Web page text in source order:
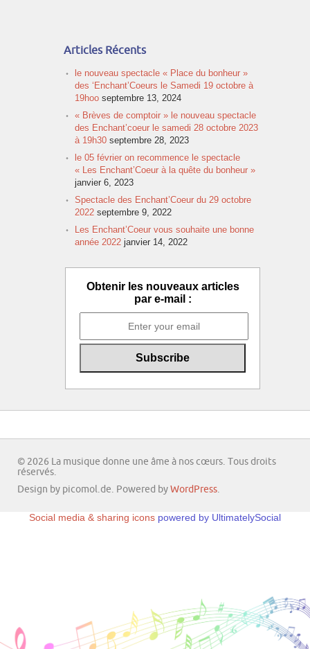
Articles Récents
le nouveau spectacle « Place du bonheur »
des ‘Enchant’Coeurs le Samedi 19 octobre à
19hoo septembre 13, 2024
« Brèves de comptoir » le nouveau spectacle
des Enchant’coeur le samedi 28 octobre 2023
à 19h30 septembre 28, 2023
le 05 février on recommence le spectacle
« Les Enchant’Coeur à la quête du bonheur »
janvier 6, 2023
Spectacle des Enchant’Coeur du 29 octobre
2022 septembre 9, 2022
Les Enchant’Coeur vous souhaite une bonne
année 2022 janvier 14, 2022
Obtenir les nouveaux articles
par e-mail :
© 2026 La musique donne une âme à nos cœurs. Tous droits
réservés.
Design by picomol.de. Powered by WordPress
Social media & sharing icons powered by UltimatelySocial